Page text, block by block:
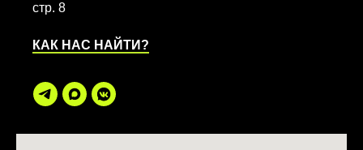
стр. 8
КАК НАС НАЙТИ?